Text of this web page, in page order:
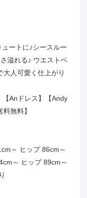
ートに♪シースルー
溢れる♪ ウエストベ
人可愛く仕上がり
【Anドレス】【Andy
無料】
～ ヒップ 86cm～
～ ヒップ 89cm～